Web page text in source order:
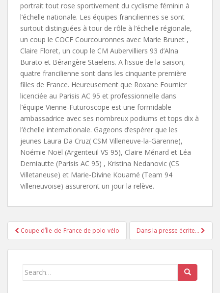
portrait tout rose sportivement du cyclisme féminin à
l’échelle nationale. Les équipes franciliennes se sont
surtout distinguées à tour de rôle à l’échelle régionale,
un coup le COCF Courcouronnes avec Marie Brunet ,
Claire Floret, un coup le CM Aubervilliers 93 d’Alna
Burato et Bérangère Staelens. A l’issue de la saison,
quatre francilienne sont dans les cinquante première
filles de France. Heureusement que Roxane Fournier
licenciée au Parisis AC 95 et professionnelle dans
l’équipe Vienne-Futuroscope est une formidable
ambassadrice avec ses nombreux podiums et tops dix à
l’échelle internationale. Gageons d’espérer que les
jeunes Laura Da Cruz( CSM Villeneuve-la-Garenne),
Noémie Noël (Argenteuil VS 95), Claire Ménard et Léa
Demiautte (Parisis AC 95) , Kristina Nedanovic (CS
Villetaneuse) et Marie-Divine Kouamé (Team 94
Villeneuvoise) assureront un jour la relève.
Pagination d'article
Coupe d’Île-de-France de polo-vélo Dans la presse écrite…
Search for: